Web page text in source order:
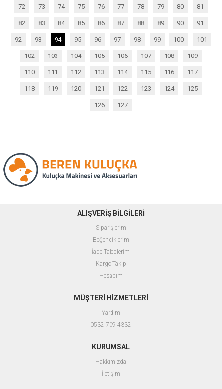
72 73 74 75 76 77 78 79 80 81
82 83 84 85 86 87 88 89 90 91
92 93 94 95 96 97 98 99 100 101
102 103 104 105 106 107 108 109
110 111 112 113 114 115 116 117
118 119 120 121 122 123 124 125
126 127
ALIŞVERİŞ BİLGİLERİ
Siparişlerim
Beğendiklerim
İade Taleplerim
Kargo Takip
Hesabım
MÜŞTERİ HİZMETLERİ
Yardım
0532 709 4332
KURUMSAL
Hakkımızda
İletişim